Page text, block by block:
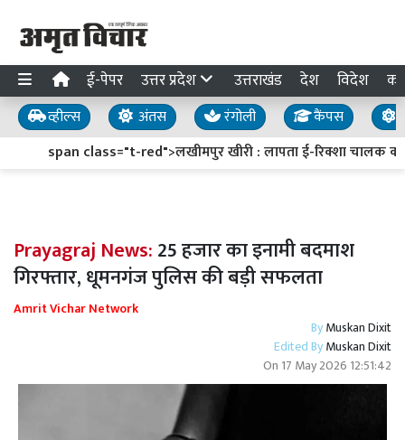
ई-पेपर उत्तर प्रदेश उत्तराखंड देश विदेश
व्हील्स अंतस रंगोली कैंपस
span class="t-red">लखीमपुर खीरी : लापता ई-रिक्शा चालक का
Prayagraj News:25 हजार का इनामी बदमाश
गिरफ्तार, धूमनगंज पुलिस की बड़ी सफलता
Amrit Vichar Network
ByMuskan Dixit
Edited ByMuskan Dixit
On 17 May 2026 12:51:42